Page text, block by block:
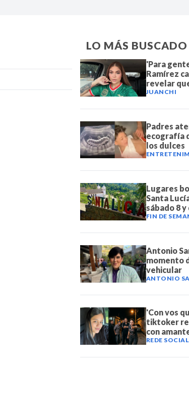
LO MÁS BUSCADO
'Para
Ramírez
revelar
JUANCHI
Padres
ecografía
los dulces
Lugares
Santa
sábado 8
FIN DE
Antonio
momento
vehicular
ANTONIO
'Con vos
tiktoker
con
REDE